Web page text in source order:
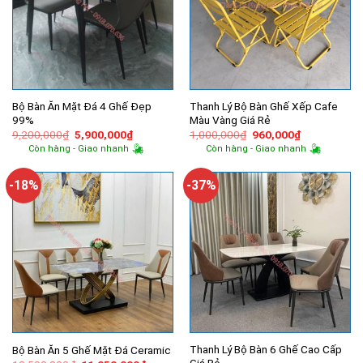
Bộ Bàn Ăn Mặt Đá 4 Ghế Đẹp
99%
9,200,000₫ Giá
gốc
là:
5,900,000₫Giá
hiện
tại
5,900,000₫.
Còn hàng - Giao nhanh
Thanh Lý Bộ Bàn Ghế Xếp Cafe
Màu Vàng Giá Rẻ
1,000,000₫ Giá
gốc
là:
960,000₫Giá
hiện
tại
960,000₫.
Còn hàng - Giao nhanh
-18%
Bộ Bàn Ăn 5 Ghế Mặt Đá Ceramic
-37%
Thanh Lý Bộ Bàn 6 Ghế Cao Cấp